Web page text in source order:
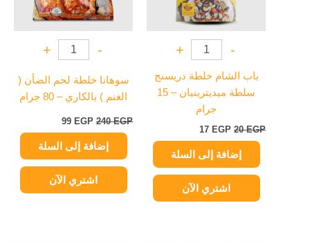
-
+
باب الشام خلطة دريسنج
سلطة ميديترينيان – 15
جرام
20EGP
17 EGP
إضافة إلى السلة
اشتري الآن
-
+
سوهانا خلطة لحم الضأن (
الغنم ) بالكاري – 80 جرام
240EGP
99 EGP
إضافة إلى السلة
اشتري الآن